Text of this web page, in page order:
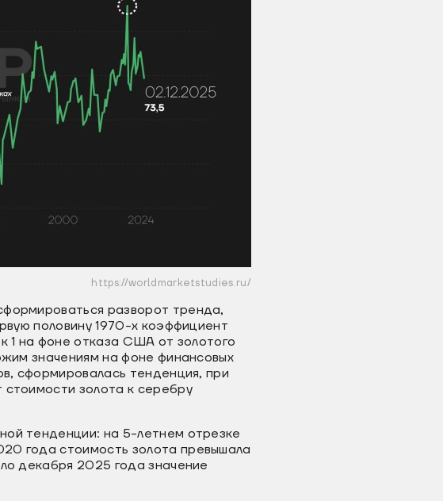
https://worldmarketstudies.ru/
разворот тренда,
половину 1970-х коэффициент
1 на фоне отказа США от золотого
значениям на фоне финансовых
сформировалась тенденция, при
золота к серебру
тенденции: на 5-летнем отрезке
года стоимость золота превышала
декабря 2025 года значение